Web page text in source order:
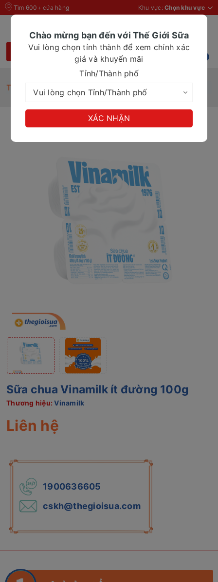
Tìm 600+ cửa hàng Khu vực: Chọn khu vực
Trang chủ Sữa chua Vinamilk ít đường 100g
Sữa chua Vinamilk ít đường 100g
Thương hiệu:Vinamilk
Liên hệ
1900636605
cskh@thegioisua.com
Chào mừng bạn đến với Thế Giới Sữa
Vui lòng chọn tỉnh thành để xem chính xác
giá và khuyến mãi
Tỉnh/Thành phố
XÁC NHẬN